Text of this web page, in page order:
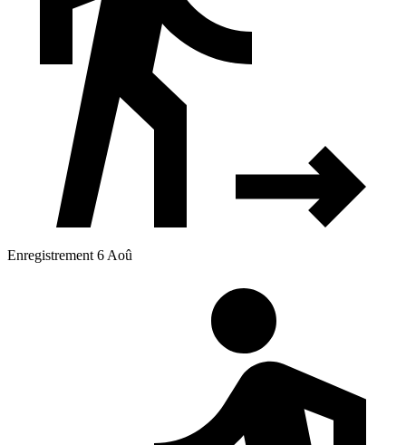
Enregistrement 6 Aoû